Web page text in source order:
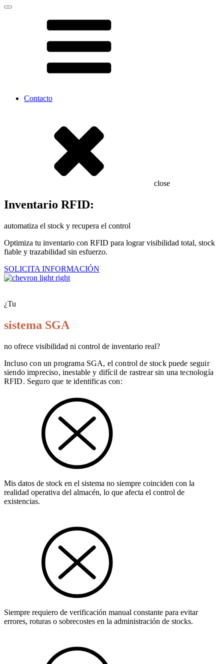
Contacto
close
Inventario RFID:
automatiza el stock y recupera el control
Optimiza tu inventario con RFID para lograr visibilidad total, stock
fiable y trazabilidad sin esfuerzo.
SOLICITA INFORMACIÓN
¿Tu
sistema SGA
no ofrece visibilidad ni control de inventario real?
Incluso con un programa SGA, el control de stock puede seguir
siendo impreciso, inestable y difícil de rastrear sin una tecnología
RFID. Seguro que te identificas con:
Mis datos de stock en el sistema no siempre coinciden con la
realidad operativa del almacén, lo que afecta el control de
existencias.
Siempre requiero de verificación manual constante para evitar
errores, roturas o sobrecostes en la administración de stocks.